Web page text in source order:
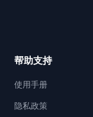
帮助支持
使用手册
隐私政策